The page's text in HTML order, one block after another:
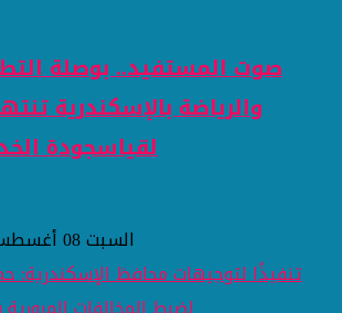
والرياضة بالإسكندرية
لقياسجودة
السبت 08 أغسطس 2026 10:19 مساءً